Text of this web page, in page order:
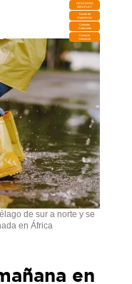
DESCARGA
MIRAPLAY
Buzón de
Sugerencias
Contratar
Publicidad
Contacto
Comercial
de sur a norte y se
en África
en